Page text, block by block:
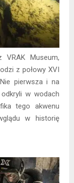
Museum,
z połowy XVI
pierwsza i na
w wodach
tego akwenu
w historię